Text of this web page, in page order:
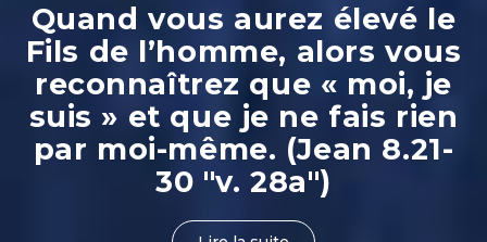
Quand vous aurez élevé le
Fils de l’homme, alors vous
reconnaîtrez que « moi, je
suis » et que je ne fais rien
par moi-même. (Jean 8.21-
30 "v. 28a")